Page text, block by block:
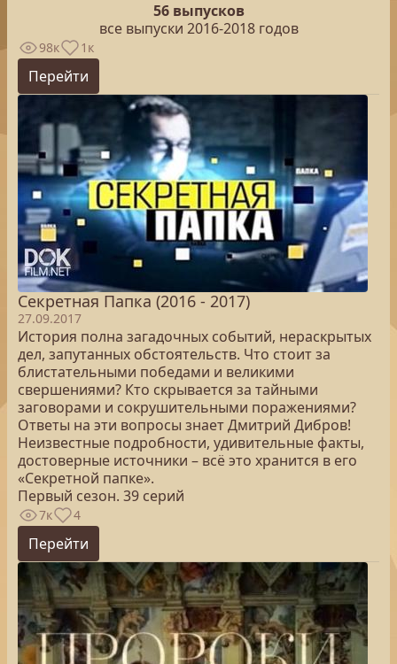
56 выпусков
все выпуски 2016-2018 годов
98к 1к
Перейти
Секретная Папка (2016 - 2017)
27.09.2017
История полна загадочных событий, нераскрытых
дел, запутанных обстоятельств. Что стоит за
блистательными победами и великими
свершениями? Кто скрывается за тайными
заговорами и сокрушительными поражениями?
Ответы на эти вопросы знает Дмитрий Дибров!
Неизвестные подробности, удивительные факты,
достоверные источники – всё это хранится в его
«Секретной папке».
Первый сезон. 39 серий
7к 4
Перейти